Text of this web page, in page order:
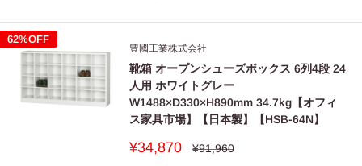
価
格
62%OFF
豊國工業株式会社
靴箱 オープンシューズボックス 6列4段 24
人用 ホワイトグレー
W1488×D330×H890mm 34.7kg【オフィ
ス家具市場】【日本製】【HSB-64N】
販
¥34,870
通
¥91,960